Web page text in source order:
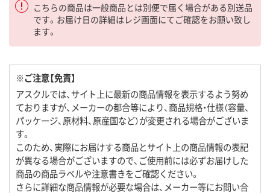
こちらの商品は一般商品とは別便で届く場合がある別送品
です。お届け日の詳細はレジ画面にてご確認をお願い致し
ます。
※ご注意【免責】
アスクルでは、サイト上に最新の商品情報を表示するよう努め
ておりますが、メーカーの都合等により、商品規格・仕様（容量、
パッケージ、原材料、原産国など）が変更される場合がございま
す。
このため、実際にお届けする商品とサイト上の商品情報の表記
が異なる場合がございますので、ご使用前には必ずお届けした
商品の商品ラベルや注意書きをご確認ください。
さらに詳細な商品情報が必要な場合は、メーカー等にお問い合